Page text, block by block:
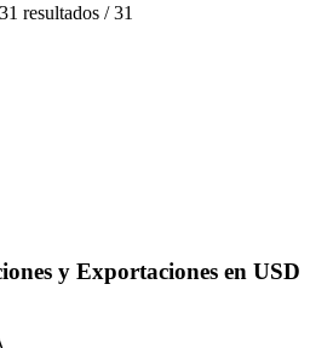
31 resultados /31
y Exportaciones en USD